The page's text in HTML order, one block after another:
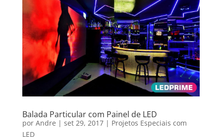
Balada Particular com Painel de LED
por Andre | set 29, 2017| Projetos Especiais com
LED